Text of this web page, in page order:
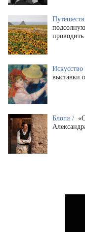
проводить
Искусство
выставки
Блоги /